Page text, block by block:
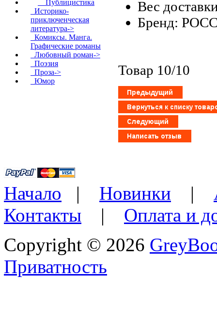
Публицистика
Историко-
приключенческая
литература->
Комиксы. Манга.
Графические романы
Любовный роман->
Поэзия
Проза->
Юмор
Вес
Бренд:
Товар 10/10
Начало | Новинки |
Контакты | Оплата и
Copyright © 2026
Приватность